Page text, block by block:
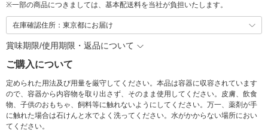
※一部の商品につきましては、基本配送料を当社が負担いたします。
在庫確認住所：東京都にお届け
賞味期限/使用期限・返品について
ご購入について
定められた用法及び用量を厳守してください。本品は容器に収容されています
ので、容器から内容物を取り出さず、そのまま使用してください。皮膚、飲食
物、子供のおもちゃ、飼料等に触れないようにしてください。万一、薬剤が手
に触れた場合は石けんと水でよく洗ってください。水がかからない場所におい
てください。